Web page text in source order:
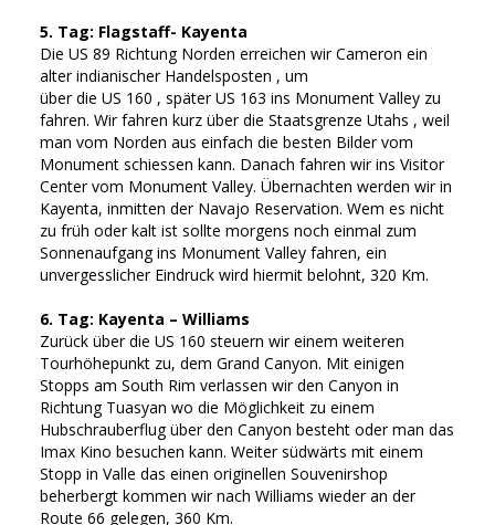
5. Tag: Flagstaff- Kayenta
Die US 89 Richtung Norden erreichen wir Cameron ein
alter indianischer Handelsposten , um
über die US 160 , später US 163 ins Monument Valley zu
fahren. Wir fahren kurz über die Staatsgrenze Utahs , weil
man vom Norden aus einfach die besten Bilder vom
Monument schiessen kann. Danach fahren wir ins Visitor
Center vom Monument Valley. Übernachten werden wir in
Kayenta, inmitten der Navajo Reservation. Wem es nicht
zu früh oder kalt ist sollte morgens noch einmal zum
Sonnenaufgang ins Monument Valley fahren, ein
unvergesslicher Eindruck wird hiermit belohnt, 320 Km.
6. Tag: Kayenta – Williams
Zurück über die US 160 steuern wir einem weiteren
Tourhöhepunkt zu, dem Grand Canyon. Mit einigen
Stopps am South Rim verlassen wir den Canyon in
Richtung Tuasyan wo die Möglichkeit zu einem
Hubschrauberflug über den Canyon besteht oder man das
Imax Kino besuchen kann. Weiter südwärts mit einem
Stopp in Valle das einen originellen Souvenirshop
beherbergt kommen wir nach Williams wieder an der
Route 66 gelegen, 360 Km.